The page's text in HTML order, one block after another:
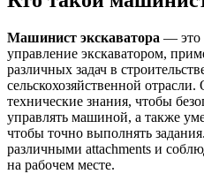
Машинист экскаватора — это
управление экскаватором,
различных задач в
сельскохозяйственной
технические знания, чтобы
управлять машиной, а также
чтобы точно выполнять
различными attachments и
на рабочем месте.